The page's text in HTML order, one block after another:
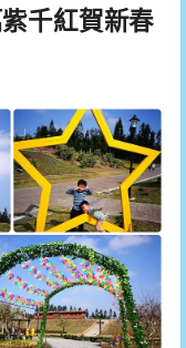
千紅賀新春